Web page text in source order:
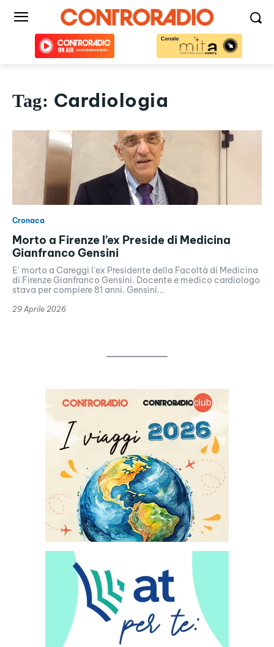
Tag: Cardiologia
Cronaca
Morto a Firenze l’ex Preside di Medicina
Gianfranco Gensini
E' morto a Careggi l'ex Presidente della Facoltà di Medicina
di Firenze Gianfranco Gensini. Docente e medico cardiologo
stava per compiere 81 anni. Gensini...
29 Aprile 2026